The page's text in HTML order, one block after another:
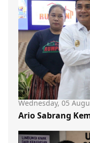
Wednesday, 05
Ario Sabrang